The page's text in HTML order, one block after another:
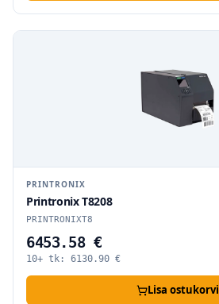
PRINTRONIX
Printronix T8208
PRINTRONIXT8
6453.58 €
10+ tk: 6130.90 €
Lisa ostukorvi